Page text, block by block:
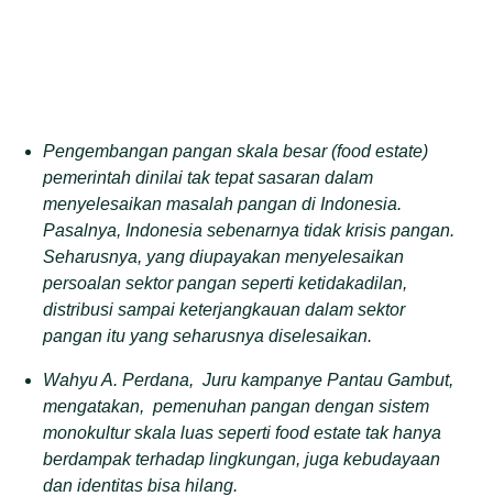
Pengembangan pangan skala besar (food estate)
pemerintah dinilaitaktepat sasaran dalam
menyelesaikan masalah pangan di Indonesia.
Pasalnya, Indonesiasebenarnyatidak krisis pangan.
Seharusnya, yang diupayakan menyelesaikan
persoalan sektor pangan seperti ketidakadilan,
distribusisampaiketerjangkauandalam sektor
pangan itu yangseharusnya diselesaikan.
Wahyu A. Perdana, Juru kampanye Pantau Gambut,
mengatakan, pemenuhan pangan dengan sistem
monokultur skala luas seperti food estatetakhanya
berdampak terhadap lingkungan, juga kebudayaan
dan identitas bisa hilang.